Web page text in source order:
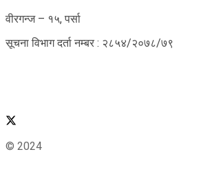
वीरगन्ज – १५, पर्सा
सूचना विभाग दर्ता नम्बर : २८५४/२०७८/७९
© 2024